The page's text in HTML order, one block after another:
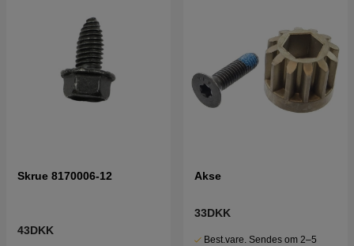
Skrue 8170006-12
43DKK
Akse
33DKK
Best.vare. Sendes om 2–5